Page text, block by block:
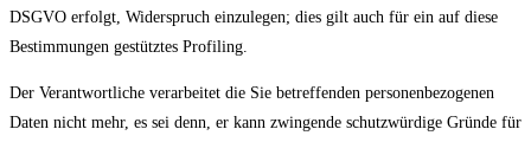
DSGVO erfolgt, Widerspruch einzulegen; dies gilt auch für ein auf diese
Bestimmungen gestütztes Profiling.
Der Verantwortliche verarbeitet die Sie betreffenden personenbezogenen
Daten nicht mehr, es sei denn, er kann zwingende schutzwürdige Gründe für